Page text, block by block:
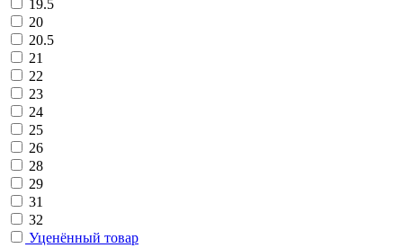
19.5
20
20.5
21
22
23
24
25
26
28
29
31
32
Уценённый товар